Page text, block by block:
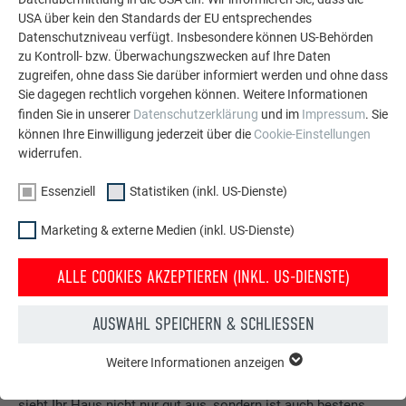
Kostenlos PREFA Prospekte bestellen
Dach, Fassade, Solar, Dachentwässerung &
USA über kein den Standards der EU entsprechendes
Datenschutzniveau verfügt. Insbesondere können US-Behörden
zu Kontroll- bzw. Überwachungszwecken auf Ihre Daten
zugreifen, ohne dass Sie darüber informiert werden und ohne dass
Sie dagegen rechtlich vorgehen können. Weitere Informationen
finden Sie in unserer Datenschutzerklärung und im Impressum. Sie
können Ihre Einwilligung jederzeit über die Cookie-Einstellungen
widerrufen.
Essenziell Statistiken (inkl. US-Dienste)
Marketing & externe Medien (inkl. US-Dienste)
ALLE COOKIES AKZEPTIEREN (INKL. US-DIENSTE)
AUSWAHL SPEICHERN & SCHLIESSEN
Weitere Informationen anzeigen